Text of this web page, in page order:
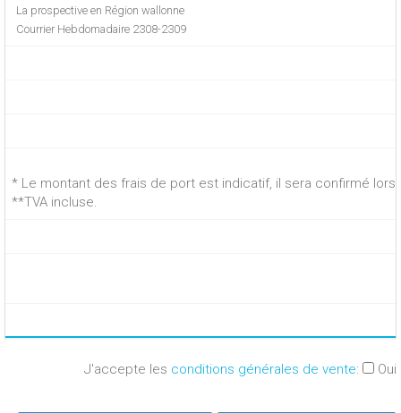
La prospective en Région wallonne
Courrier Hebdomadaire 2308-2309
* Le montant des frais de port est indicatif, il sera confirmé
**TVA incluse.
J'accepte les conditions générales de vente: Oui